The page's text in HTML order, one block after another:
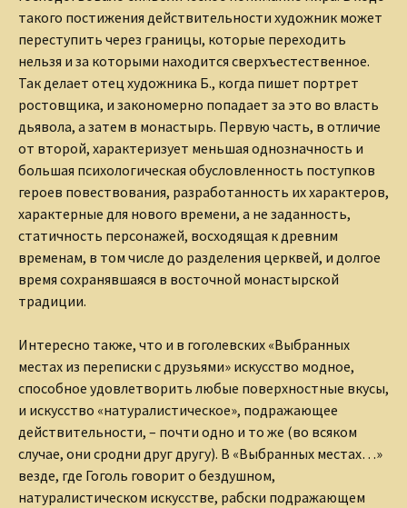
такого постижения действительности художник может
переступить через границы, которые переходить
нельзя и за которыми находится сверхъестественное.
Так делает отец художника Б., когда пишет портрет
ростовщика, и закономерно попадает за это во власть
дьявола, а затем в монастырь. Первую часть, в отличие
от второй, характеризует меньшая однозначность и
большая психологическая обусловленность поступков
героев повествования, разработанность их характеров,
характерные для нового времени, а не заданность,
статичность персонажей, восходящая к древним
временам, в том числе до разделения церквей, и долгое
время сохранявшаяся в восточной монастырской
традиции.
Интересно также, что и в гоголевских «Выбранных
местах из переписки с друзьями» искусство модное,
способное удовлетворить любые поверхностные вкусы,
и искусство «натуралистическое», подражающее
действительности, – почти одно и то же (во всяком
случае, они сродни друг другу). В «Выбранных местах…»
везде, где Гоголь говорит о бездушном,
натуралистическом искусстве, рабски подражающем